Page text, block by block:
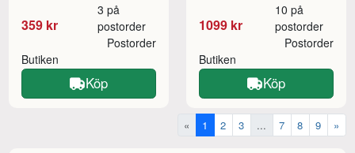
359 kr
3 på
postorder
Butiken
Postorder
Köp
1099 kr
10 på
postorder
Butiken
Postorder
Köp
« 1 2 3 ... 7 8 9 »